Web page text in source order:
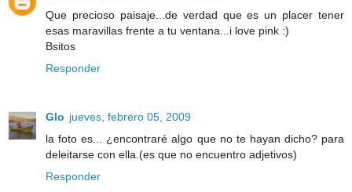
Que precioso paisaje...de verdad que es un placer tener
esas maravillas frente a tu ventana...i love pink :)
Bsitos
Responder
Glo jueves, febrero 05, 2009
la foto es... ¿encontraré algo que no te hayan dicho? para
deleitarse con ella.(es que no encuentro adjetivos)
Responder